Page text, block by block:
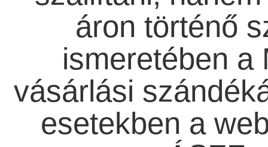
áron történő
ismeretében a
vásárlási
esetekben a